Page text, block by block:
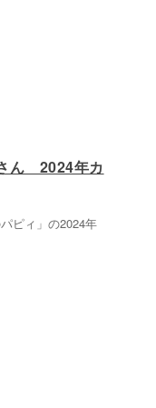
ん 2024年カ
ピィ」の2024年